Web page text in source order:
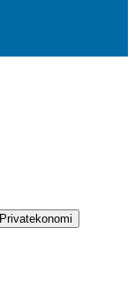
Privatekonomi